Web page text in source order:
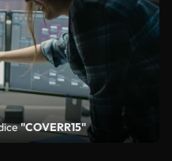
"COVERR15"